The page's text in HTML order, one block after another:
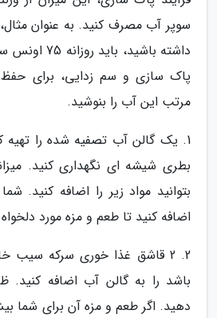
داشته باشید،
پاک سازی و سم زدایی، برای
مرتب این آب را بنوشید.
1. یک گالن آب تصفیه شده را تهیه
بطری شیشه ای نگهداری کنید.
بتوانید مواد زیر را اضافه کنید.
اضافه کنید تا طعم و مزه مورد
2. 2 قاشق غذا خوری سرکه سیب
باشد را به گالن آب اضافه کنید.
دهید. اگر طعم و مزه آن برای شما